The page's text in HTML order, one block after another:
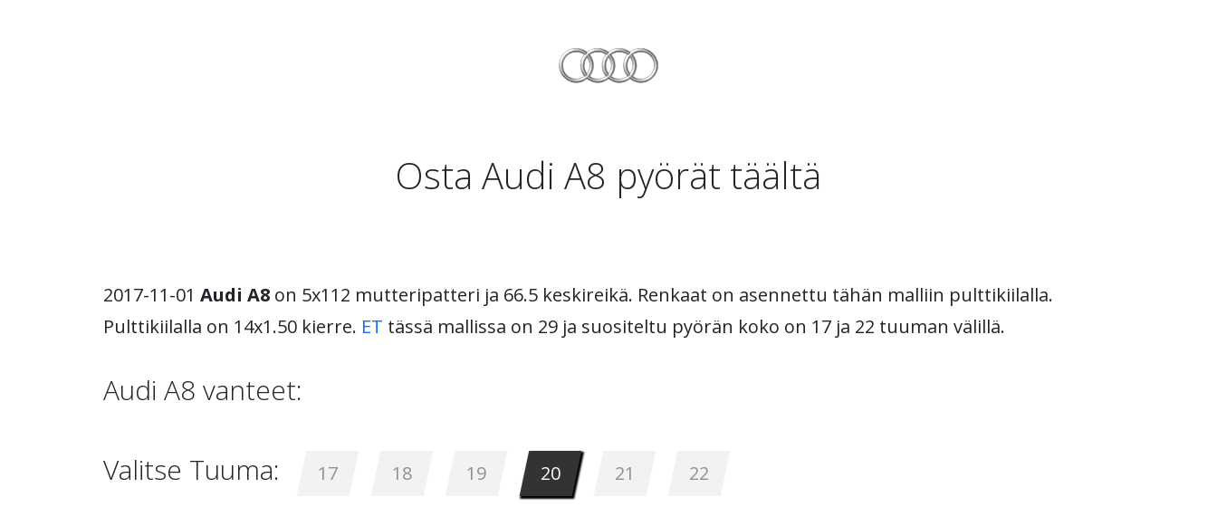
Osta Audi A8 pyörät täältä
2017-11-01 Audi A8 on 5x112 mutteripatteri ja 66.5 keskireikä. Renkaat on asennettu tähän malliin pulttikiilalla.
Pulttikiilalla on 14x1.50 kierre. ET tässä mallissa on 29 ja suositeltu pyörän koko on 17 ja 22 tuuman välillä.
Audi A8 vanteet:
Valitse Tuuma: 17 18 19 20 21 22